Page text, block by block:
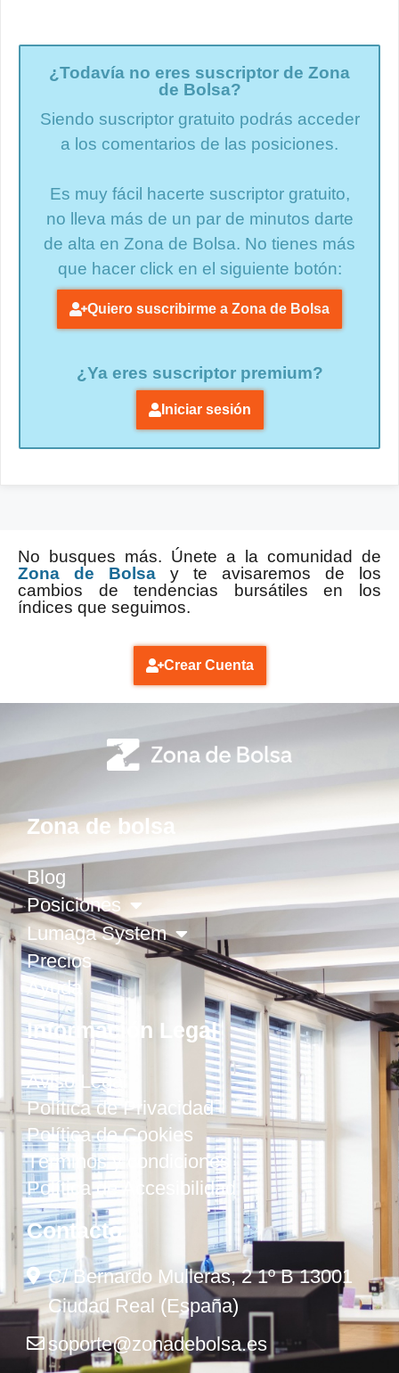
¿Todavía no eres suscriptor de Zona
de Bolsa?
Siendo suscriptor gratuito podrás acceder
a los comentarios de las posiciones.
Es muy fácil hacerte suscriptor gratuito,
no lleva más de un par de minutos darte
de alta en Zona de Bolsa. No tienes más
que hacer click en el siguiente botón:
Quiero suscribirme a Zona de Bolsa
¿Ya eres suscriptor premium?
Iniciar sesión
No busques más. Únete a la comunidad de
Zona de Bolsa y te avisaremos de los
cambios de tendencias bursátiles en los
índices que seguimos.
Crear Cuenta
Zona de bolsa
Blog
Posiciones
Lumaga System
Precios
Ayuda
Información Legal
Aviso Legal
Política de Privacidad
Política de Cookies
Términos y condiciones
Política de Accesibilidad
Contacto
C/ Bernardo Mulleras, 2 1º B 13001
Ciudad Real (España)
soporte@zonadebolsa.es